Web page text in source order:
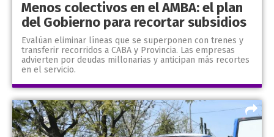
Menos colectivos en el AMBA: el plan
del Gobierno para recortar subsidios
Evalúan eliminar líneas que se superponen con trenes y
transferir recorridos a CABA y Provincia. Las empresas
advierten por deudas millonarias y anticipan más recortes
en el servicio.